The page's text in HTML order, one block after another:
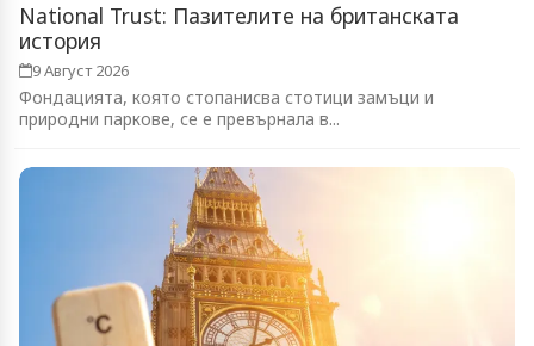
National Trust: Пазителите на британската
история
9 Август 2026
Фондацията, която стопанисва стотици замъци и
природни паркове, се е превърнала в...